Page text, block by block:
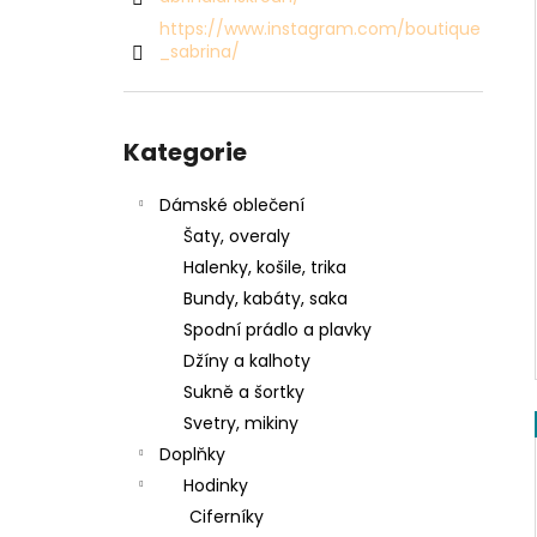
https://www.instagram.com/boutique
_sabrina/
kategorie
Kategorie
Dámské oblečení
Šaty, overaly
Halenky, košile, trika
Bundy, kabáty, saka
Spodní prádlo a plavky
Džíny a kalhoty
Sukně a šortky
Svetry, mikiny
Doplňky
Hodinky
Ciferníky
SVETR 015 - ZELENÝ
2 990 Kč